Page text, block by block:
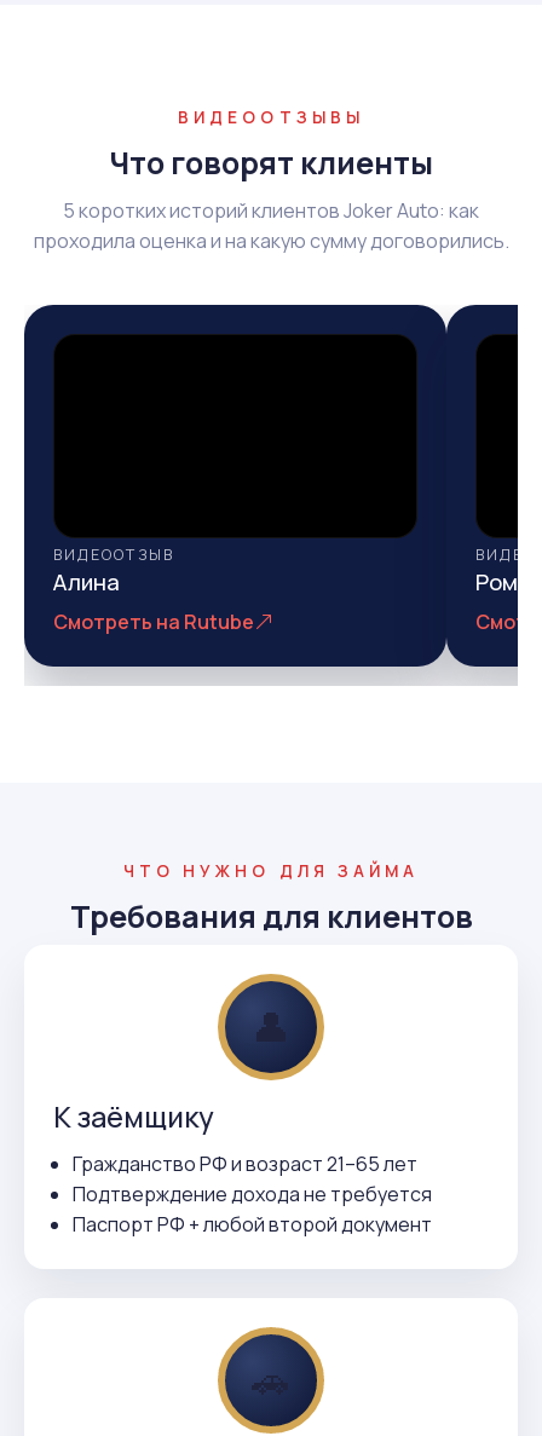
ВИДЕООТЗЫВЫ
Что говорят клиенты
5 коротких историй клиентов Joker Auto: как
проходила оценка и на какую сумму договорились.
ВИДЕООТЗЫВ
Алина
Смотреть на Rutube
ЧТО НУЖНО ДЛЯ ЗАЙМА
Требования для клиентов
👤
К заёмщику
Гражданство РФ и возраст 21–65 лет
Подтверждение дохода не требуется
Паспорт РФ + любой второй документ
🚗